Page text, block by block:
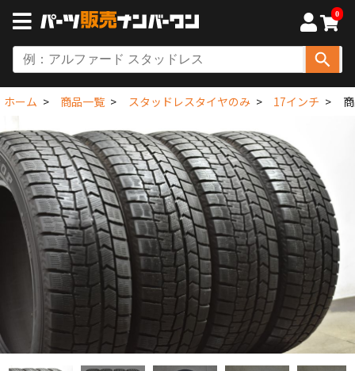
0
ホーム 商品一覧 スタッドレスタイヤのみ 17インチ